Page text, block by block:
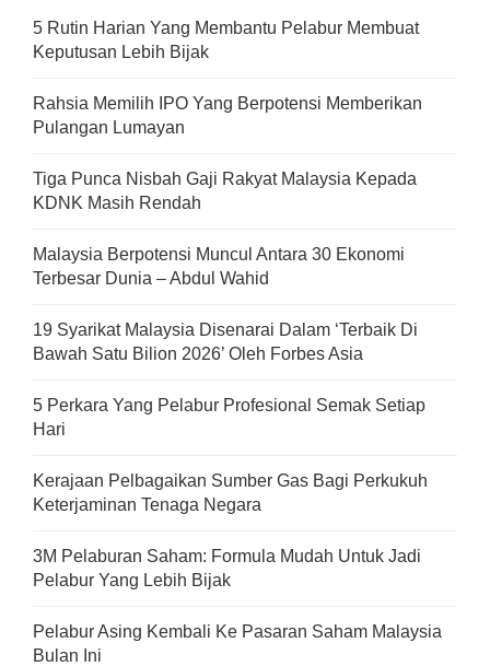
5 Rutin Harian Yang Membantu Pelabur Membuat
Keputusan Lebih Bijak
Rahsia Memilih IPO Yang Berpotensi Memberikan
Pulangan Lumayan
Tiga Punca Nisbah Gaji Rakyat Malaysia Kepada
KDNK Masih Rendah
Malaysia Berpotensi Muncul Antara 30 Ekonomi
Terbesar Dunia – Abdul Wahid
19 Syarikat Malaysia Disenarai Dalam ‘Terbaik Di
Bawah Satu Bilion 2026’ Oleh Forbes Asia
5 Perkara Yang Pelabur Profesional Semak Setiap
Hari
Kerajaan Pelbagaikan Sumber Gas Bagi Perkukuh
Keterjaminan Tenaga Negara
3M Pelaburan Saham: Formula Mudah Untuk Jadi
Pelabur Yang Lebih Bijak
Pelabur Asing Kembali Ke Pasaran Saham Malaysia
Bulan Ini